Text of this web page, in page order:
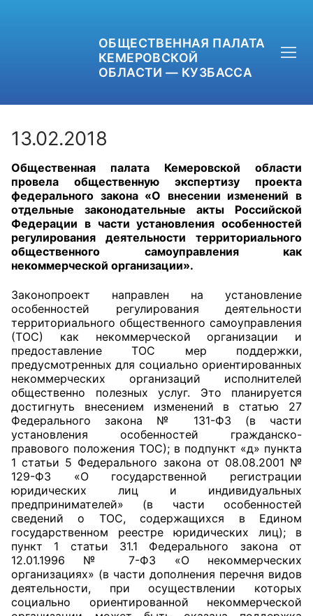
ОБЩЕСТВЕННАЯ ПАЛАТА
КЕМЕРОВСКОЙ
ОБЛАСТИ — КУЗБАССА
+7 (3842) 58-82-40
OPKO42@BK.RU
ОБРАТНАЯ СВЯЗЬ
Главная
Общественные советы
Общественные советы при территориальных
органах федеральных органов
исполнительной власти
Общественные советы по проведению
независимой оценки качества условий
оказания услуг
О Палате
Структура Палаты
Комиссии
13.02.2018
Общественная палата Кемеровской области
провела общественную экспертизу проекта
федерального закона «О внесении изменений в
отдельные законодательные акты Российской
Федерации в части установления особенностей
регулирования деятельности территориального
общественного самоуправления как
некоммерческой организации».
Законопроект направлен на установление
особенностей регулирования деятельности
территориального общественного самоуправления
(ТОС) как некоммерческой организации и
предоставление ТОС мер поддержки,
предусмотренных для социально ориентированных
некоммерческих организаций исполнителей
общественно полезных услуг. Это планируется
достигнуть внесением изменений в статью 27
Федерального закона № 131-ФЗ (в части
установления особенностей гражданско-
правового положения ТОС); в подпункт «д» пункта
1 статьи 5 Федерального закона от 08.08.2001 №
129-ФЗ «О государственной регистрации
юридических лиц и индивидуальных
предпринимателей» (в части особенностей
сведений о ТОС, содержащихся в Едином
государственном реестре юридических лиц); в
пункт 1 статьи 31.1 Федерального закона от
12.01.1996 № 7-ФЗ «О некоммерческих
организациях» (в части дополнения перечня видов
деятельности, при осуществлении которых
социально ориентированной некоммерческой